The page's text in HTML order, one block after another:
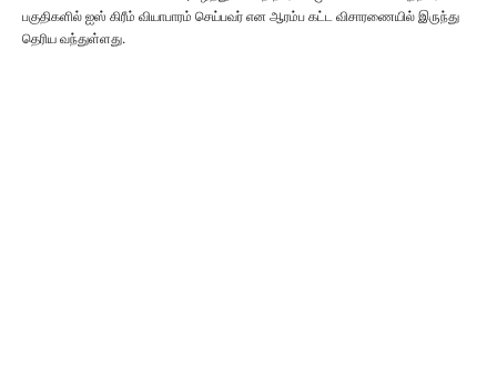
பகுதிகளில் ஐஸ் கிரீம் வியாபாரம் செய்பவர் என ஆரம்ப கட்ட விசாரணையில் இருந்து
தெரிய வந்துள்ளது.